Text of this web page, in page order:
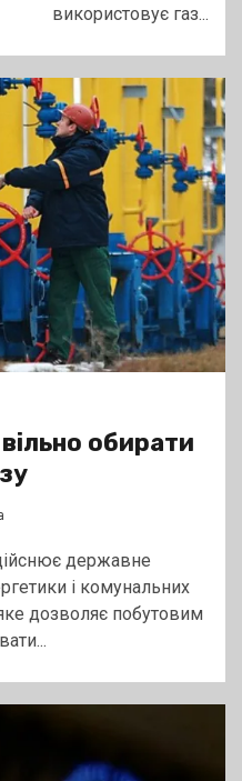
використовує газ...
обирати
державне
і комунальних
дозволяє побутовим